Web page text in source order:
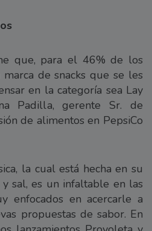
que, para el 46% de los
de snacks que se les
en la categoría sea Lay
Padilla, gerente Sr. de
de alimentos en PepsiCo
la cual está hecha en su
sal, es un infaltable en las
enfocados en acercarle a
propuestas de sabor. En